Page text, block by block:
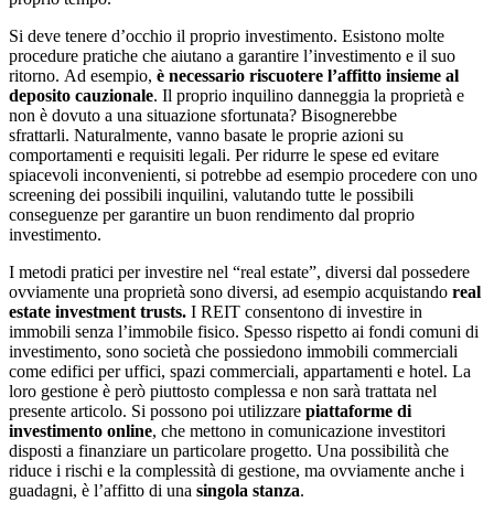
Si deve tenere d’occhio il proprio investimento. Esistono molte
procedure pratiche che aiutano a garantire l’investimento e il suo
ritorno. Ad esempio, è necessario riscuotere l’affitto insieme al
deposito cauzionale. Il proprio inquilino danneggia la proprietà e
non è dovuto a una situazione sfortunata? Bisognerebbe
sfrattarli. Naturalmente, vanno basate le proprie azioni su
comportamenti e requisiti legali. Per ridurre le spese ed evitare
spiacevoli inconvenienti, si potrebbe ad esempio procedere con uno
screening dei possibili inquilini, valutando tutte le possibili
conseguenze per garantire un buon rendimento dal proprio
investimento.
I metodi pratici per investire nel “real estate”, diversi dal possedere
ovviamente una proprietà sono diversi, ad esempio acquistando real
estate investment trusts. I REIT consentono di investire in
immobili senza l’immobile fisico. Spesso rispetto ai fondi comuni di
investimento, sono società che possiedono immobili commerciali
come edifici per uffici, spazi commerciali, appartamenti e hotel. La
loro gestione è però piuttosto complessa e non sarà trattata nel
presente articolo. Si possono poi utilizzare piattaforme di
investimento online, che mettono in comunicazione investitori
disposti a finanziare un particolare progetto. Una possibilità che
riduce i rischi e la complessità di gestione, ma ovviamente anche i
guadagni, è l’affitto di una singola stanza.